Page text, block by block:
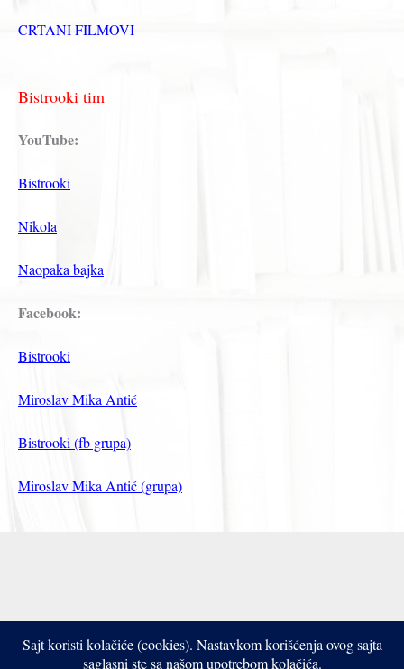
CRTANI FILMOVI
Bistrooki tim
YouTube:
Bistrooki
Nikola
Naopaka bajka
Facebook:
Bistrooki
Miroslav Mika Antić
Bistrooki (fb grupa)
Miroslav Mika Antić (grupa)
Copyright © 2017- 2026 Bistrooki
Sajt koristi kolačiće (cookies). Nastavkom korišćenja ovog sajta
saglasni ste sa našom upotrebom kolačića.